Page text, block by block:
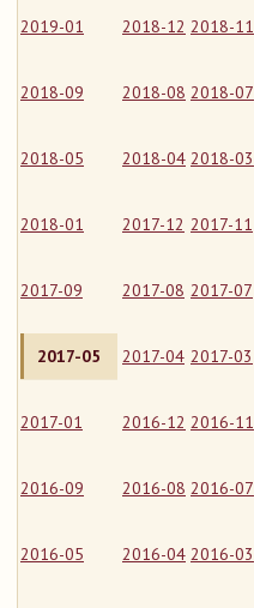
2019-01 2018-12 2018-11
2018-09 2018-08 2018-07
2018-05 2018-04 2018-03
2018-01 2017-12 2017-11
2017-09 2017-08 2017-07
2017-05 2017-04 2017-03
2017-01 2016-12 2016-11
2016-09 2016-08 2016-07
2016-05 2016-04 2016-03